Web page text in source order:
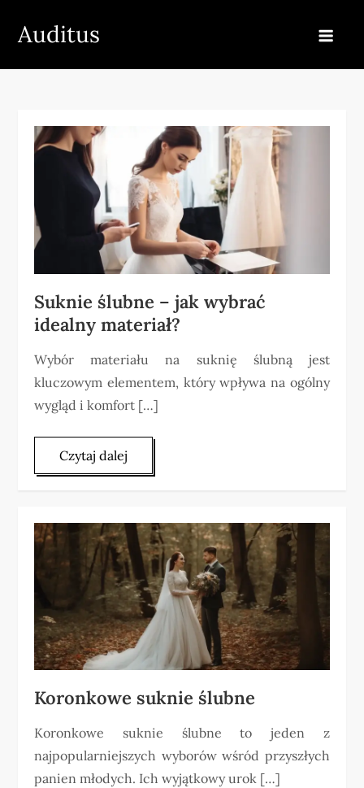
Auditus
Suknie ślubne – jak wybrać
idealny materiał?
Wybór materiału na suknię ślubną jest
kluczowym elementem, który wpływa na ogólny
wygląd i komfort […]
Czytaj dalej
Koronkowe suknie ślubne
Koronkowe suknie ślubne to jeden z
najpopularniejszych wyborów wśród przyszłych
panien młodych. Ich wyjątkowy urok […]